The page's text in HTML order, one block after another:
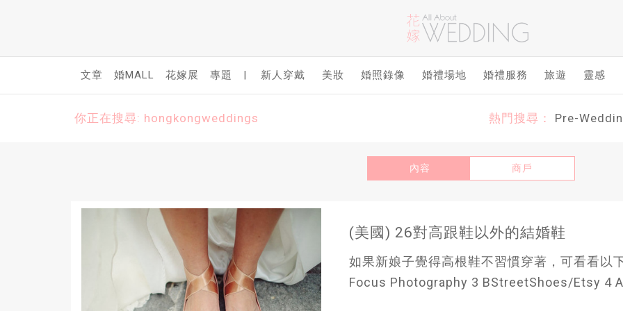
文章 婚MALL 花嫁展 專題 | 新人穿戴 美妝 婚照錄像 婚禮場地 婚禮服務 旅遊 靈感
你正在搜尋: hongkongweddings 熱門搜尋： Pre-
內容 商戶
(美國) 26對高跟鞋以外的結婚鞋
如果新娘子覺得高根鞋不習慣穿著，可看看
Focus Photography 3 BStreetShoes/Etsy 4